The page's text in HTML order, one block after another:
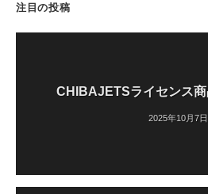
注目の投稿
CHIBAJETSライセンス
2025年10月7日